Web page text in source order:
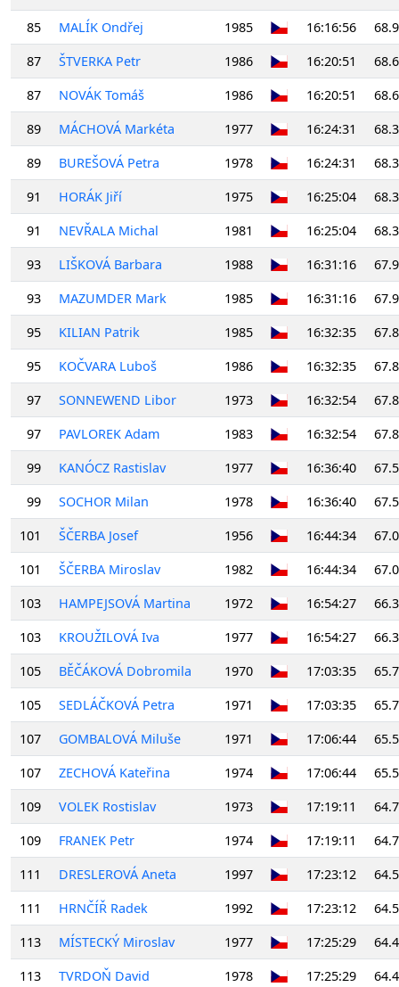
85
MALÍK Ondřej 1985 16:16:56
87
ŠTVERKA Petr 1986 16:20:51
87
NOVÁK Tomáš 1986 16:20:51
89
MÁCHOVÁ Markéta 1977 16:24:31
89
BUREŠOVÁ Petra 1978 16:24:31
91
HORÁK Jiří 1975 16:25:04
91
NEVŘALA Michal 1981 16:25:04
93
LIŠKOVÁ Barbara 1988 16:31:16
93
MAZUMDER Mark 1985 16:31:16
95
KILIAN Patrik 1985 16:32:35
95
KOČVARA Luboš 1986 16:32:35
97
SONNEWEND Libor 1973 16:32:54
97
PAVLOREK Adam 1983 16:32:54
99
KANÓCZ Rastislav 1977 16:36:40
99
SOCHOR Milan 1978 16:36:40
101
ŠČERBA Josef 1956 16:44:34
101
ŠČERBA Miroslav 1982 16:44:34
103
HAMPEJSOVÁ Martina 1972 16:54:27
103
KROUŽILOVÁ Iva 1977 16:54:27
105
BĚČÁKOVÁ Dobromila 1970 17:03:35
105
SEDLÁČKOVÁ Petra 1971 17:03:35
107
GOMBALOVÁ Miluše 1971 17:06:44
107
ZECHOVÁ Kateřina 1974 17:06:44
109
VOLEK Rostislav 1973 17:19:11
109
FRANEK Petr 1974 17:19:11
111
DRESLEROVÁ Aneta 1997 17:23:12
111
HRNČÍŘ Radek 1992 17:23:12
113
MÍSTECKÝ Miroslav 1977 17:25:29
113
TVRDOŇ David 1978 17:25:29